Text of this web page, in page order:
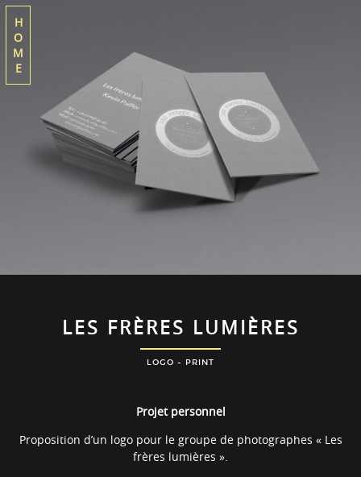
H
O
M
E
LES FRÈRES LUMIÈRES
LOGO - PRINT
Projet personnel
Proposition d’un logo pour le groupe de photographes « Les
frères lumières ».